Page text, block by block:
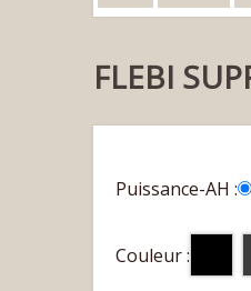
FLEBI
Puissance-AH :
Couleur :